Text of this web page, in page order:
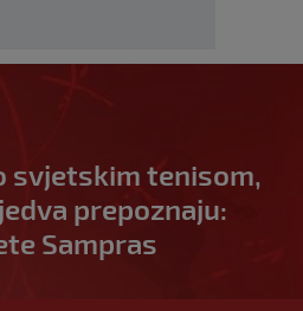
svjetskim tenisom,
prepoznaju:
Sampras